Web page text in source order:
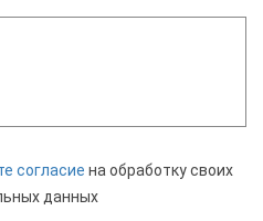
согласие на обработку своих
данных